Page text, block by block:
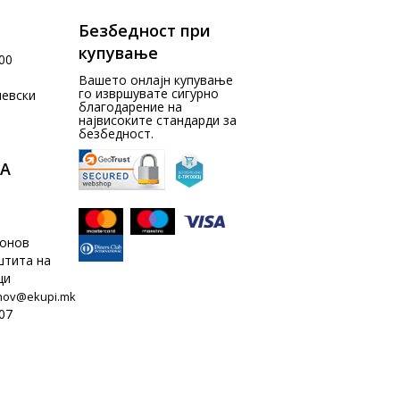
на
Безбедност при
купување
Вашето онлајн купување
го извршувате сигурно
благодарение на
највисоките стандарди за
безбедност.